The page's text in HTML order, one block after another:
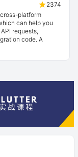
2374
platform
can help you
requests,
code. A